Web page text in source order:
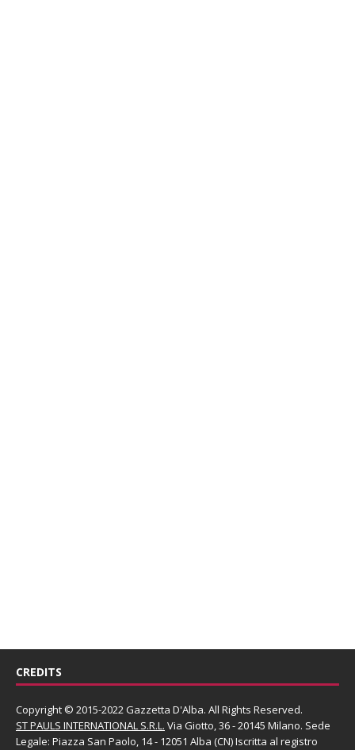
CREDITS
Copyright © 2015-2022 Gazzetta D'Alba. All Rights Reserved.
ST PAULS INTERNATIONAL S.R.L. Via Giotto, 36 - 20145 Milano. Sede
Legale: Piazza San Paolo, 14 - 12051 Alba (CN) Iscritta al registro